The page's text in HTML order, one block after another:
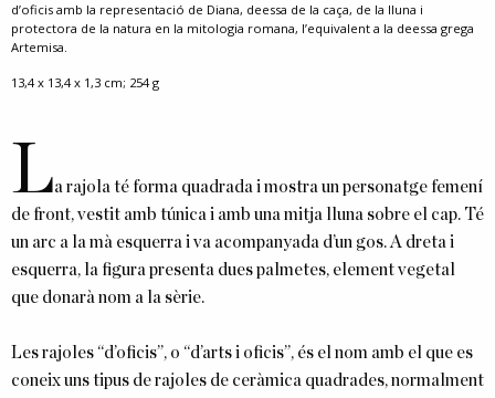
d’oficis amb la representació de Diana, deessa de la caça, de la lluna i
protectora de la natura en la mitologia romana, l’equivalent a la deessa grega
Artemisa.
13,4 x 13,4 x 1,3 cm; 254 g
La rajola té forma quadrada i mostra un personatge femení
de front, vestit amb túnica i amb una mitja lluna sobre el cap. Té
un arc a la mà esquerra i va acompanyada d’un gos. A dreta i
esquerra, la figura presenta dues palmetes, element vegetal
que donarà nom a la sèrie.
Les rajoles “d’oficis”, o “d’arts i oficis”, és el nom amb el que es
coneix uns tipus de rajoles de ceràmica quadrades, normalment